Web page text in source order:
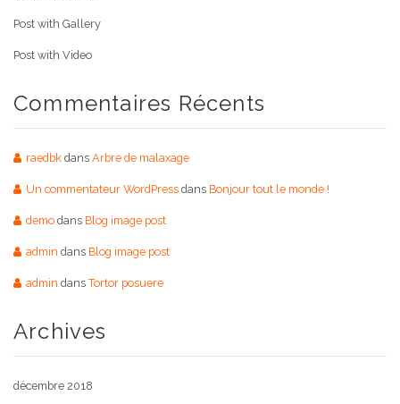
Post with Gallery
Post with Video
Commentaires Récents
raedbk dans Arbre de malaxage
Un commentateur WordPress dans Bonjour tout le monde !
demo dans Blog image post
admin dans Blog image post
admin dansTortor posuere
Archives
décembre 2018